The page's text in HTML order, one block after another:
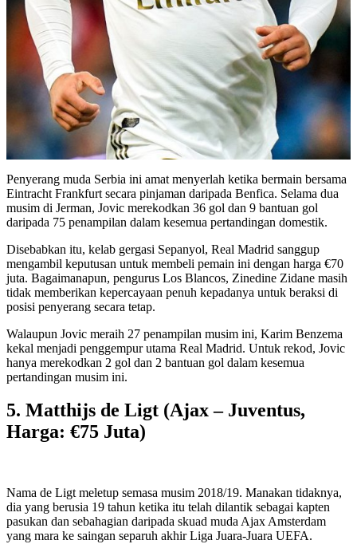
Penyerang muda Serbia ini amat menyerlah ketika bermain bersama
Eintracht Frankfurt secara pinjaman daripada Benfica. Selama dua
musim di Jerman, Jovic merekodkan 36 gol dan 9 bantuan gol
daripada 75 penampilan dalam kesemua pertandingan domestik.
Disebabkan itu, kelab gergasi Sepanyol, Real Madrid sanggup
mengambil keputusan untuk membeli pemain ini dengan harga €70
juta. Bagaimanapun, pengurus Los Blancos, Zinedine Zidane masih
tidak memberikan kepercayaan penuh kepadanya untuk beraksi di
posisi penyerang secara tetap.
Walaupun Jovic meraih 27 penampilan musim ini, Karim Benzema
kekal menjadi penggempur utama Real Madrid. Untuk rekod, Jovic
hanya merekodkan 2 gol dan 2 bantuan gol dalam kesemua
pertandingan musim ini.
5. Matthijs de Ligt (Ajax – Juventus,
Harga: €75 Juta)
Nama de Ligt meletup semasa musim 2018/19. Manakan tidaknya,
dia yang berusia 19 tahun ketika itu telah dilantik sebagai kapten
pasukan dan sebahagian daripada skuad muda Ajax Amsterdam
yang mara ke saingan separuh akhir Liga Juara-Juara UEFA.